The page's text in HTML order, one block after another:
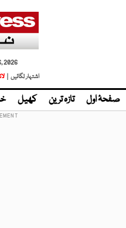
2026
اشتہار لگائیں |
صفحۂ اول تازہ ترین کھیل